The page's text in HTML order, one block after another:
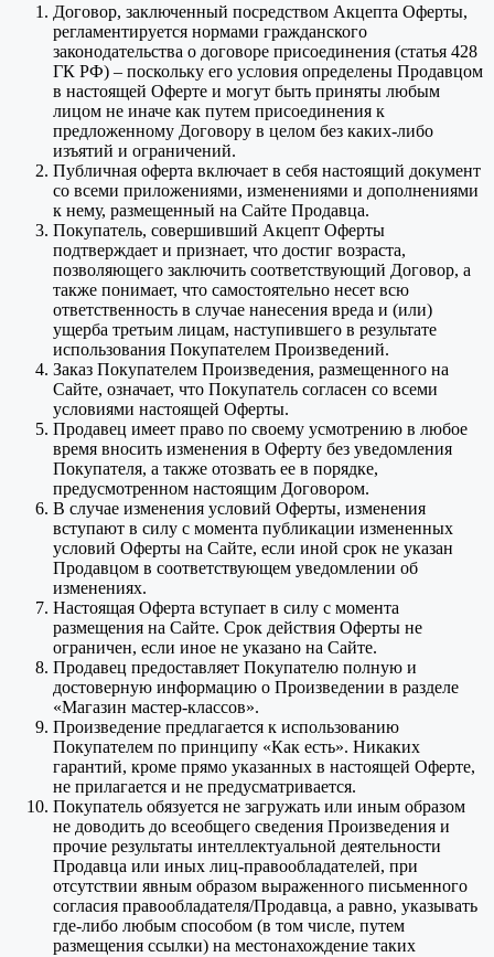
Договор, заключенный посредством Акцепта Оферты,
регламентируется нормами гражданского
законодательства о договоре присоединения (статья 428
ГК РФ) – поскольку его условия определены Продавцом
в настоящей Оферте и могут быть приняты любым
лицом не иначе как путем присоединения к
предложенному Договору в целом без каких-либо
изъятий и ограничений.
Публичная оферта включает в себя настоящий документ
со всеми приложениями, изменениями и дополнениями
к нему, размещенный на Сайте Продавца.
Покупатель, совершивший Акцепт Оферты
подтверждает и признает, что достиг возраста,
позволяющего заключить соответствующий Договор, а
также понимает, что самостоятельно несет всю
ответственность в случае нанесения вреда и (или)
ущерба третьим лицам, наступившего в результате
использования Покупателем Произведений.
Заказ Покупателем Произведения, размещенного на
Сайте, означает, что Покупатель согласен со всеми
условиями настоящей Оферты.
Продавец имеет право по своему усмотрению в любое
время вносить изменения в Оферту без уведомления
Покупателя, а также отозвать ее в порядке,
предусмотренном настоящим Договором.
В случае изменения условий Оферты, изменения
вступают в силу с момента публикации измененных
условий Оферты на Сайте, если иной срок не указан
Продавцом в соответствующем уведомлении об
изменениях.
Настоящая Оферта вступает в силу с момента
размещения на Сайте. Срок действия Оферты не
ограничен, если иное не указано на Сайте.
Продавец предоставляет Покупателю полную и
достоверную информацию о Произведении в разделе
«Магазин мастер-классов».
Произведение предлагается к использованию
Покупателем по принципу «Как есть». Никаких
гарантий, кроме прямо указанных в настоящей Оферте,
не прилагается и не предусматривается.
Покупатель обязуется не загружать или иным образом
не доводить до всеобщего сведения Произведения и
прочие результаты интеллектуальной деятельности
Продавца или иных лиц-правообладателей, при
отсутствии явным образом выраженного письменного
согласия правообладателя/Продавца, а равно, указывать
где-либо любым способом (в том числе, путем
размещения ссылки) на местонахождение таких